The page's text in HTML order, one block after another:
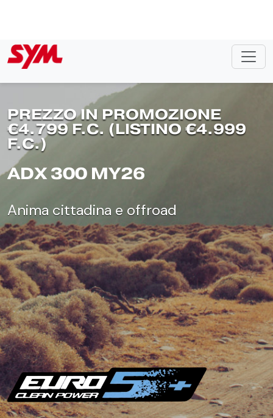
ADX 300 MY26
PREZZO IN PROMOZIONE
€4.799 F.C. (LISTINO €4.999
F.C.)
Anima cittadina e offroad